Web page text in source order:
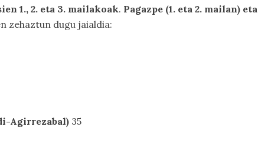
1., 2. eta 3. mailakoak. Pagazpe (1. eta 2. mailan) eta
zehaztun dugu jaialdia:
Agirrezabal) 35